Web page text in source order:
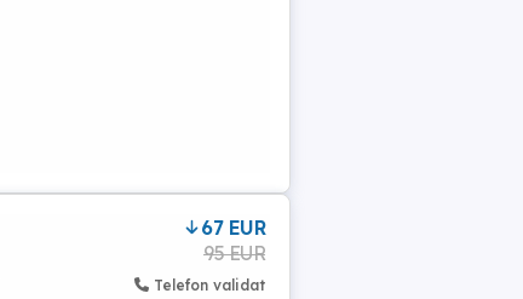
67 EUR
95 EUR
Telefon validat